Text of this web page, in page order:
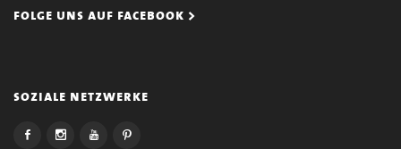
folge uns auf facebook >
soziale netzwerke